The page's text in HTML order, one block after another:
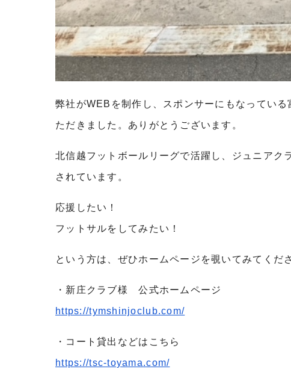
弊社がWEBを制作し、スポンサーにもなってい
ただきました。ありがとうございます。
北信越フットボールリーグで活躍し、ジュニアク
されています。
応援したい！
フットサルをしてみたい！
という方は、ぜひホームページを覗いてみてくだ
・新庄クラブ様 公式ホームページ
https://tymshinjoclub.com/
・コート貸出などはこちら
https://tsc-toyama.com/